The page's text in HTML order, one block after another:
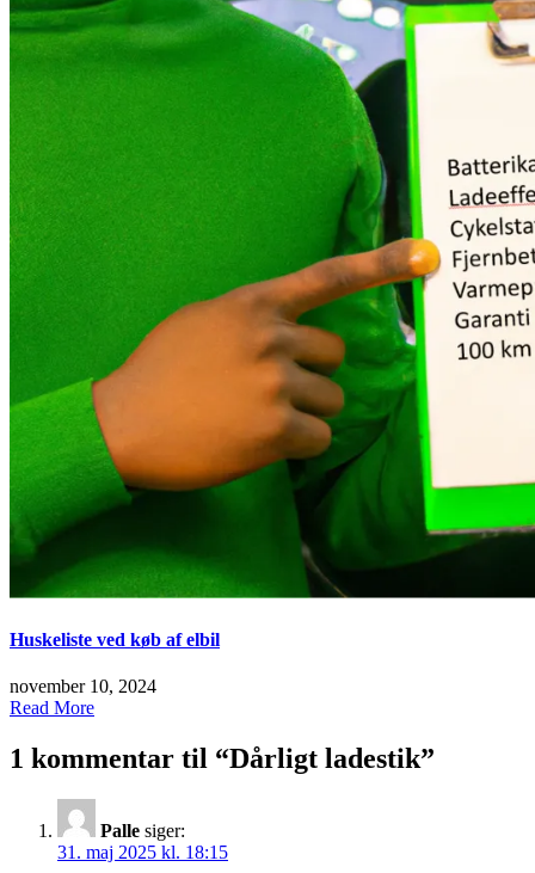
Huskeliste ved køb af elbil
november 10, 2024
Read More
1 kommentar til “Dårligt ladestik”
Palle siger:
31. maj 2025 kl. 18:15